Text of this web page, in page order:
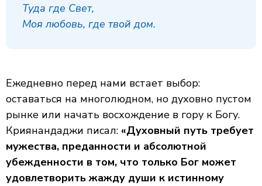
Туда где Свет,
Моя любовь, где твой дом.
Ежедневно перед нами встает выбор:
оставаться на многолюдном, но духовно пустом
рынке или начать восхождение в гору к Богу.
Криянандаджи писал: «Духовный путь требует
мужества, преданности и абсолютной
убежденности в том, что только Бог может
удовлетворить жажду души к истинному